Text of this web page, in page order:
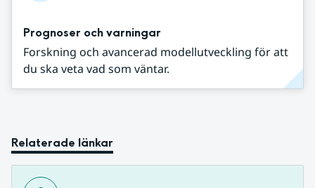
Prognoser och varningar
Forskning och avancerad modellutveckling för att
du ska veta vad som väntar.
Relaterade länkar